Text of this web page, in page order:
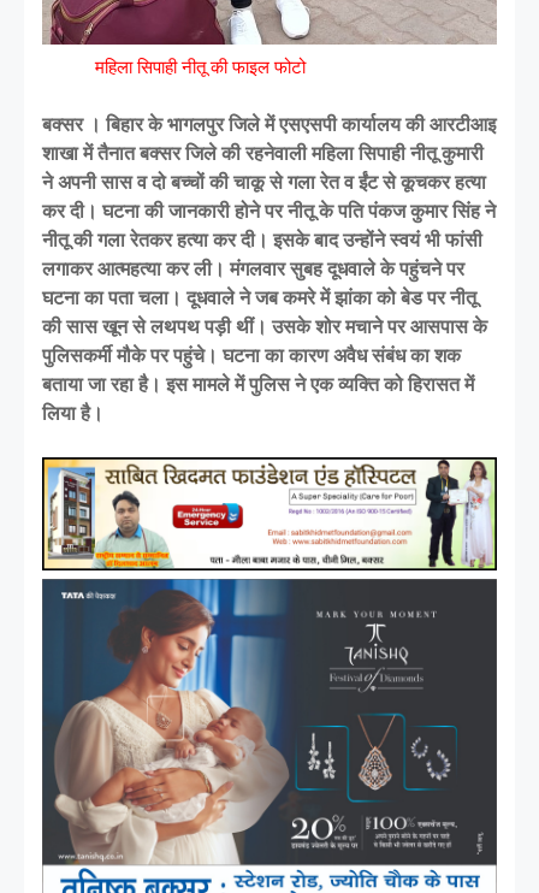
महिला सिपाही नीतू की फाइल फोटो
बक्सर । बिहार के भागलपुर जिले में एसएसपी कार्यालय की आरटीआइ
शाखा में तैनात बक्सर जिले की रहनेवाली महिला सिपाही नीतू कुमारी
ने अपनी सास व दो बच्चों की चाकू से गला रेत व ईंट से कूचकर हत्या
कर दी। घटना की जानकारी होने पर नीतू के पति पंकज कुमार सिंह ने
नीतू की गला रेतकर हत्या कर दी। इसके बाद उन्होंने स्वयं भी फांसी
लगाकर आत्महत्या कर ली। मंगलवार सुबह दूधवाले के पहुंचने पर
घटना का पता चला। दूधवाले ने जब कमरे में झांका को बेड पर नीतू
की सास खून से लथपथ पड़ी थीं। उसके शोर मचाने पर आसपास के
पुलिसकर्मी मौके पर पहुंचे। घटना का कारण अवैध संबंध का शक
बताया जा रहा है। इस मामले में पुलिस ने एक व्यक्ति को हिरासत में
लिया है।